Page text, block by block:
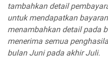
tambahkan detail
untuk mendapatkan
menambahkan detail pada
menerima semua
bulan Juni pada akhir Juli.